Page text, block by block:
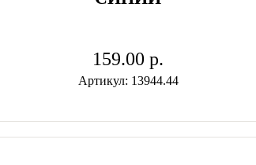
159.00 p.
Артикул: 13944.44